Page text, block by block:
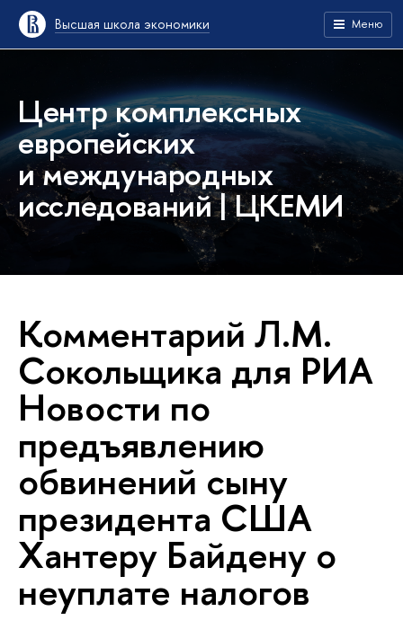
Высшая школа экономики Меню
Центр комплексных
европейских
и международных
исследований | ЦКЕМИ
Комментарий Л.М.
Сокольщика для РИА
Новости по
предъявлению
обвинений сыну
президента США
Хантеру Байдену о
неуплате налогов